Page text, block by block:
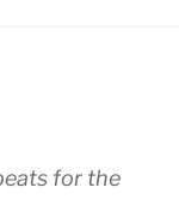
for the